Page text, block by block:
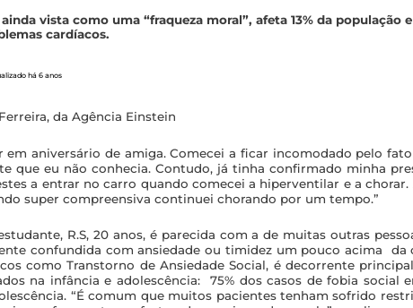
vista como uma “fraqueza moral”, afeta 13% da população
cardíacos.
há 6 anos
da Agência Einstein
em aniversário de amiga. Comecei a ficar incomodado pelo
que eu não conhecia. Contudo, já tinha confirmado minha
a entrar no carro quando comecei a hiperventilar e a
super compreensiva continuei chorando por um tempo.”
R.S, 20 anos, é parecida com a de muitas outras
confundida com ansiedade ou timidez um pouco acima da
como Transtorno de Ansiedade Social, é decorrente
na infância e adolescência: 75% dos casos de fobia social
“É comum que muitos pacientes tenham sofrido